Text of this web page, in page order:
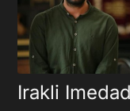
Irakli